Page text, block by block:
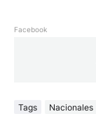
Facebook
Tags Nacionales